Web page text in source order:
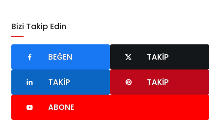
Bizi Takip Edin
BEĞEN TAKIP
TAKIP TAKIP
ABONE